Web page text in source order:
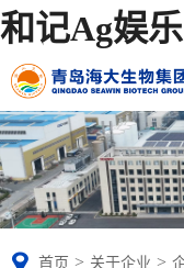
和记Ag娱乐
首页 > 关于企业 >